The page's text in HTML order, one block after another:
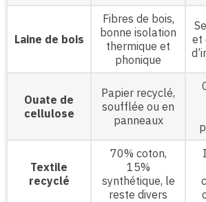
Laine de bois
Fibres de bois,
bonne isolation
thermique et
phonique
et
Ouate de
cellulose
Papier recyclé,
soufflée ou en
panneaux
Textile
recyclé
70% coton,
15%
synthétique, le
reste divers